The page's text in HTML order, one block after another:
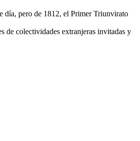
día, pero de 1812, el Primer Triunvirato
de colectividades extranjeras invitadas y